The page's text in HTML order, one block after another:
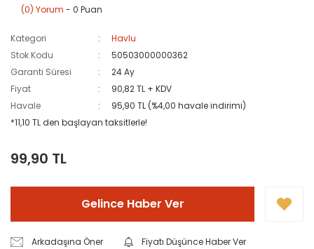
(0) Yorum - 0 Puan
Kategori
Havlu
Stok Kodu
50503000000362
Garanti Süresi
24 Ay
Fiyat
90,82 TL + KDV
Havale
95,90 TL (%4,00 havale indirimi)
*11,10 TL den başlayan taksitlerle!
99,90 TL
Gelince Haber Ver
Arkadaşına Öner
Fiyatı Düşünce Haber Ver